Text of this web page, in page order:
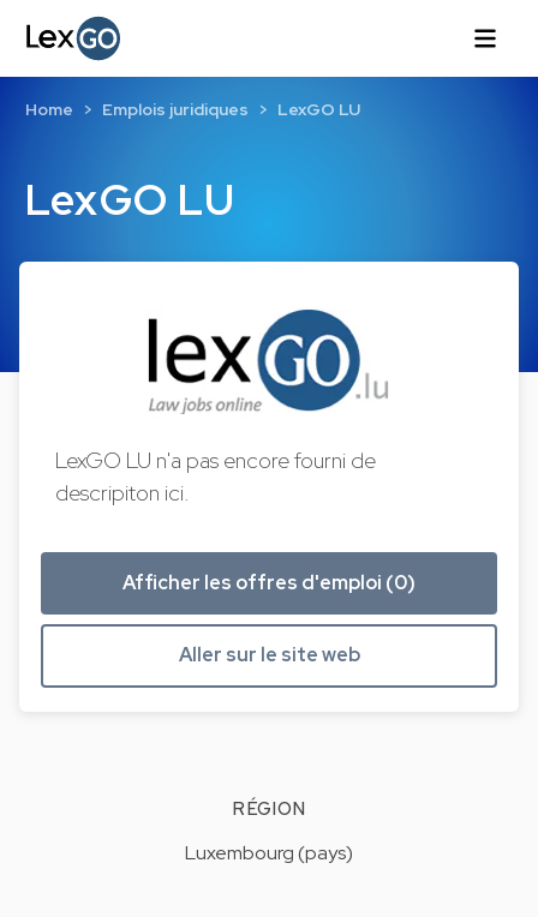
LexGO LU
Home Emplois juridiques LexGO LU
LexGO LU n'a pas encore fourni de
descripiton ici.
Afficher les offres d'emploi (0)
Aller sur le site web
RÉGION
Luxembourg (pays)